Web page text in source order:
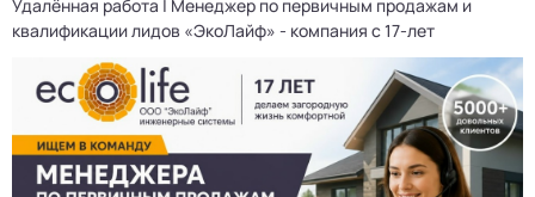
Удалённая работа | Менеджер по первичным продажам и
квалификации лидов «ЭкоЛайф» - компания с 17-лет